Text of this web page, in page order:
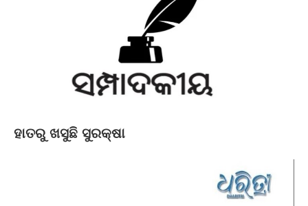
ହାତରୁ ଖସୁଛି ସୁରକ୍ଷା